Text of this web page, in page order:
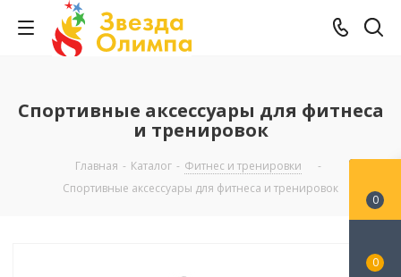
Спортивные аксессуары для фитнеса
и тренировок
Главная - Каталог - Фитнес и тренировки
-
Спортивные аксессуары для фитнеса и тренировок
0
0